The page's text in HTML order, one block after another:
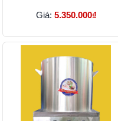
Giá: 5.350.000₫